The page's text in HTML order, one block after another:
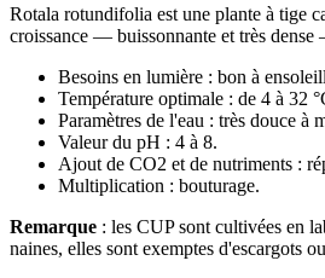
Rotala rotundifolia est une plante à tige
croissance — buissonnante et très
Besoins en lumière : bon à
Température optimale : de 4 à 32
Paramètres de l'eau : très douce à
Valeur du pH : 4 à 8.
Ajout de CO2 et de nutriments :
Multiplication : bouturage.
Remarque : les CUP sont cultivées en
naines, elles sont exemptes d'escargots